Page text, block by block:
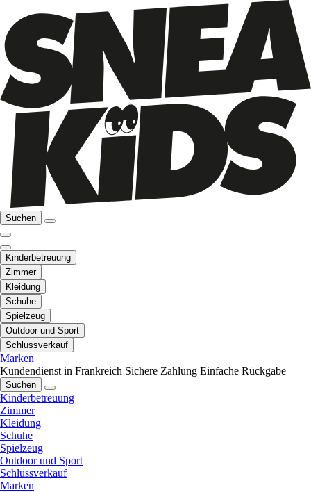
Suchen
Kinderbetreuung
Zimmer
Kleidung
Schuhe
Spielzeug
Outdoor und Sport
Schlussverkauf
Marken
Kundendienst in Frankreich Sichere Zahlung Einfache Rückgabe
Suchen
Kinderbetreuung
Zimmer
Kleidung
Schuhe
Spielzeug
Outdoor und Sport
Schlussverkauf
Marken